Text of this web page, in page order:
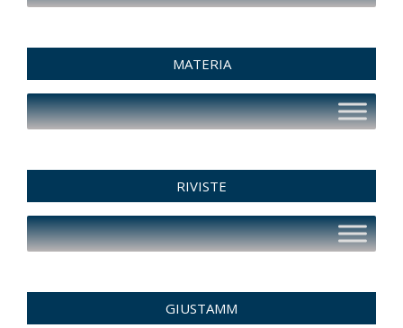
MATERIA
RIVISTE
GIUSTAMM